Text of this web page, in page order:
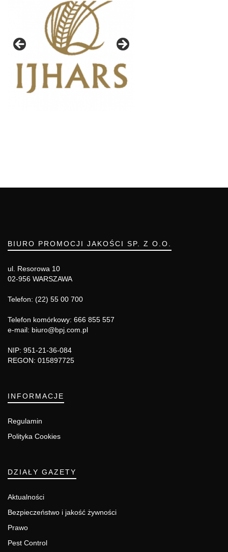
BIURO PROMOCJI JAKOŚCI SP. Z O.O.
ul. Resorowa 10
02-956 WARSZAWA
Telefon: (22) 55 00 700
Telefon komórkowy: 666 855 557
e-mail: biuro@bpj.com.pl
NIP: 951-21-36-084
REGON: 015897725
INFORMACJE
Regulamin
Polityka Cookies
DZIAŁY GAZETY
Aktualności
Bezpieczeństwo i jakość żywności
Prawo
Pest Control